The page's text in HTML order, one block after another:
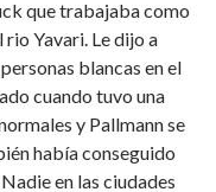
que trabajaba como
Yavari. Le dijo a
blancas en el
cuando tuvo una
y Pallmann se
había conseguido
en las ciudades